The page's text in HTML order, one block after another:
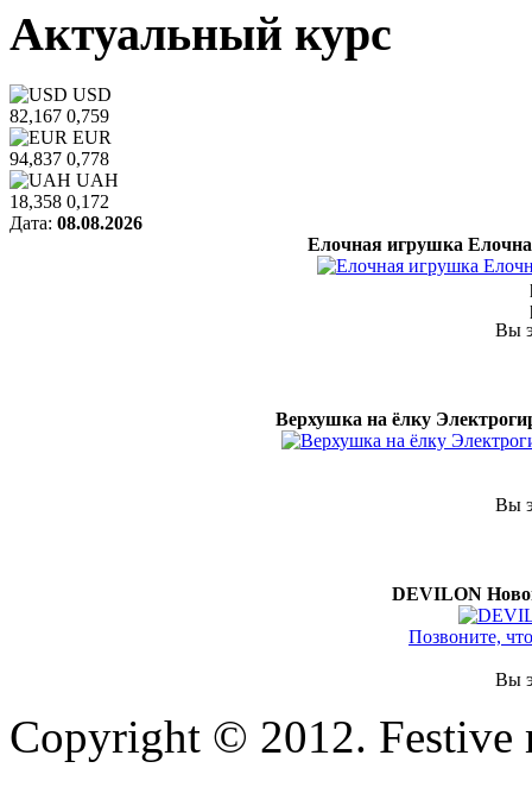
Актуальный курс
USD
82,167 0,759
EUR
94,837 0,778
UAH
18,358 0,172
Дата: 08.08.2026
Елочная игрушка
Вы
Верхушка на ёлку
Вы
DEVILON
Позвоните,
Вы
Copyright © 2012. Festive